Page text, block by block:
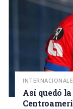
Así quedó